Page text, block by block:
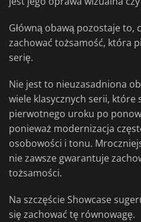
Główną obawą pozostaje to,
zachować tożsamość, która
serię.
Nie jest to nieuzasadniona
wiele klasycznych serii, które
pierwotnego uroku po
ponieważ modernizacja
osobowości i tonu.
nie zawsze gwarantuje
tożsamości.
Na szczęście Showcase
się zachować tę równowagę.